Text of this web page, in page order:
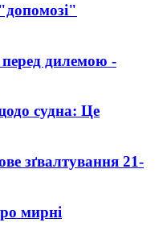
перед дилемою -
судна: Це
зґвалтування 21-
мирні